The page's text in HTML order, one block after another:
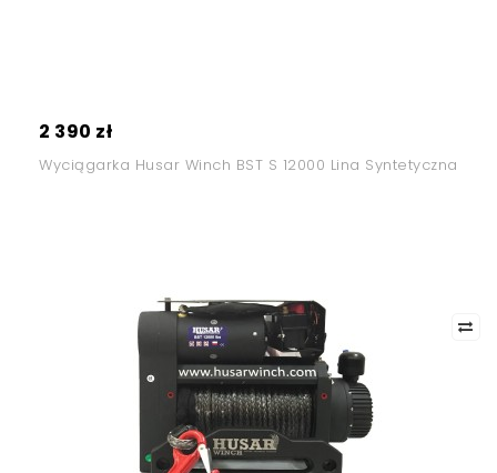
2 390 zł
Wyciągarka Husar Winch BST S 12000 Lina Syntetyczna